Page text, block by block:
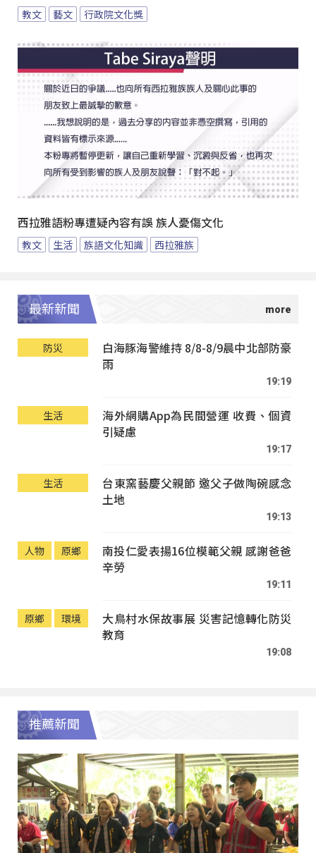
教文 藝文 行政院文化獎
西拉雅語粉專遭疑內容有誤 族人憂傷文化
教文 生活 族語文化知識 西拉雅族
最新新聞
防災
白海豚海警維持 8/8-8/9晨中北部防豪
雨
19:19
生活
海外網購App為民間營運 收費、個資
引疑慮
19:17
生活
台東窯藝慶父親節 邀父子做陶碗感念
土地
19:13
人物 原鄉
南投仁愛表揚16位模範父親 感謝爸爸
辛勞
19:11
原鄉 環境
大鳥村水保故事展 災害記憶轉化防災
教育
19:08
推薦新聞